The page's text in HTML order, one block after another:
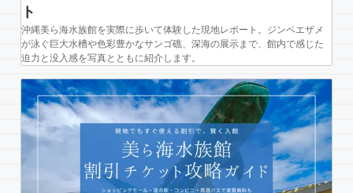
ト
沖縄美ら海水族館を実際に歩いて体験した現地レポート。ジンベエザメ
が泳ぐ巨大水槽や色彩豊かなサンゴ礁、深海の展示まで、館内で感じた
迫力と没入感を写真とともに紹介します。